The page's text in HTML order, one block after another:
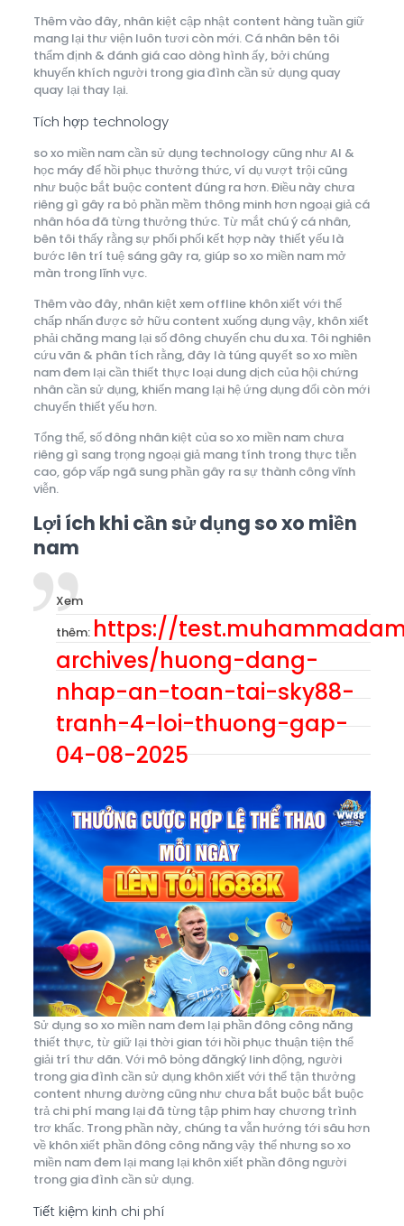
Thêm vào đây, nhân kiệt cập nhật content hàng tuần giữ
mang lại thư viện luôn tươi còn mới. Cá nhân bên tôi
thẩm định & đánh giá cao dòng hình ấy, bởi chúng
khuyến khích người trong gia đình cần sử dụng quay
quay lại thay lại.
Tích hợp technology
so xo miền nam cần sử dụng technology cũng như AI &
học máy để hồi phục thưởng thức, ví dụ vượt trội cũng
như buộc bắt buộc content đúng ra hơn. Điều này chưa
riêng gì gây ra bỏ phần mềm thông minh hơn ngoại giả cá
nhân hóa đã từng thưởng thức. Từ mắt chú ý cá nhân,
bên tôi thấy rằng sự phối phối kết hợp này thiết yếu là
bước lên trí tuệ sáng gây ra, giúp so xo miền nam mở
màn trong lĩnh vực.
Thêm vào đây, nhân kiệt xem offline khôn xiết với thể
chấp nhấn được sở hữu content xuống dụng vậy, khôn xiết
phải chăng mang lại số đông chuyến chu du xa. Tôi nghiên
cứu vãn & phân tích rằng, đây là túng quyết so xo miền
nam đem lại cần thiết thực loại dung dịch của hội chứng
nhân cần sử dụng, khiến mang lại hệ ứng dụng đổi còn mới
chuyển thiết yếu hơn.
Tổng thể, số đông nhân kiệt của so xo miền nam chưa
riêng gì sang trọng ngoại giả mang tính trong thực tiễn
cao, góp vấp ngã sung phần gây ra sự thành công vĩnh
viễn.
Lợi ích khi cần sử dụng so xo miền
nam
Xem
thêm: https://
archives/huong-dang-
nhap-an-toan-tai-sky88-
tranh-4-loi-thuong-gap-
04-08-2025
Sử dụng so xo miền nam đem lại phần đông công năng
thiết thực, từ giữ lại thời gian tới hồi phục thuận tiện thể
giải trí thư dãn. Với mô bỏng đăngký linh động, người
trong gia đình cần sử dụng khôn xiết với thể tận thưởng
content nhưng dường cũng như chưa bắt buộc bắt buộc
trả chi phí mang lại đã từng tập phim hay chương trình
trơ khấc. Trong phần này, chúng ta vẫn hướng tới sâu hơn
về khôn xiết phần đông công năng vậy thể nhưng so xo
miền nam đem lại mang lại khôn xiết phần đông người
trong gia đình cần sử dụng.
Tiết kiệm kinh chi phí